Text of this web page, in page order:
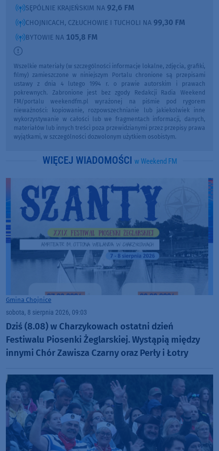
SĘPÓLNIE KRAJEŃSKIM NA 92,6 FM
CHOJNICACH, CZŁUCHOWIE I TUCHOLI NA 99,30 FM
BYTOWIE NA 105,8 FM
Wszelkie materiały (w szczególności informacje lokalne, zdjęcia, grafiki,
filmy) zamieszczone w niniejszym Portalu chronione są przepisami
ustawy z dnia 4 lutego 1994 r. o prawie autorskim i prawach
pokrewnych. Zabronione jest bez zgody Redakcji Radia Weekend
FM/portalu weekendfm.pl wyrażonej na piśmie pod rygorem
nieważności: kopiowanie, rozpowszechnianie lub jakiekolwiek inne
wykorzystywanie w całości lub we fragmentach informacji, danych,
materiałów lub innych treści poza przewidzianymi przez przepisy prawa
wyjątkami, w szczególności dozwolonym użytkiem osobistym.
WIĘCEJ WIADOMOŚCI w Weekend FM
Gmina Chojnice
sobota, 8 sierpnia 2026, 09:03
Dziś (8.08) w Charzykowach ostatni dzień
Festiwalu Piosenki Żeglarskiej. Wystąpią między
innymi Chór Zawisza Czarny oraz Perły i Łotry